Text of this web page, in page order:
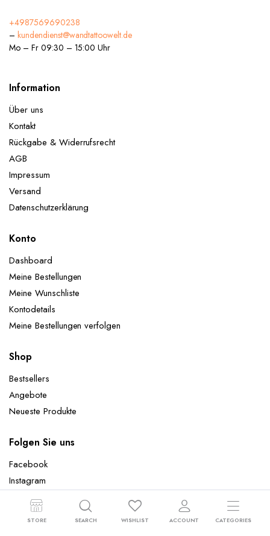
+4987569690238
– kundendienst@wandtattoowelt.de
Mo – Fr 09:30 – 15:00 Uhr
Information
Über uns
Kontakt
Rückgabe & Widerrufsrecht
AGB
Impressum
Versand
Datenschutzerklärung
Konto
Dashboard
Meine Bestellungen
Meine Wunschliste
Kontodetails
Meine Bestellungen verfolgen
Shop
Bestsellers
Angebote
Neueste Produkte
Folgen Sie uns
Facebook
Instagram
STORE SEARCH WISHLIST ACCOUNT CATEGORIES